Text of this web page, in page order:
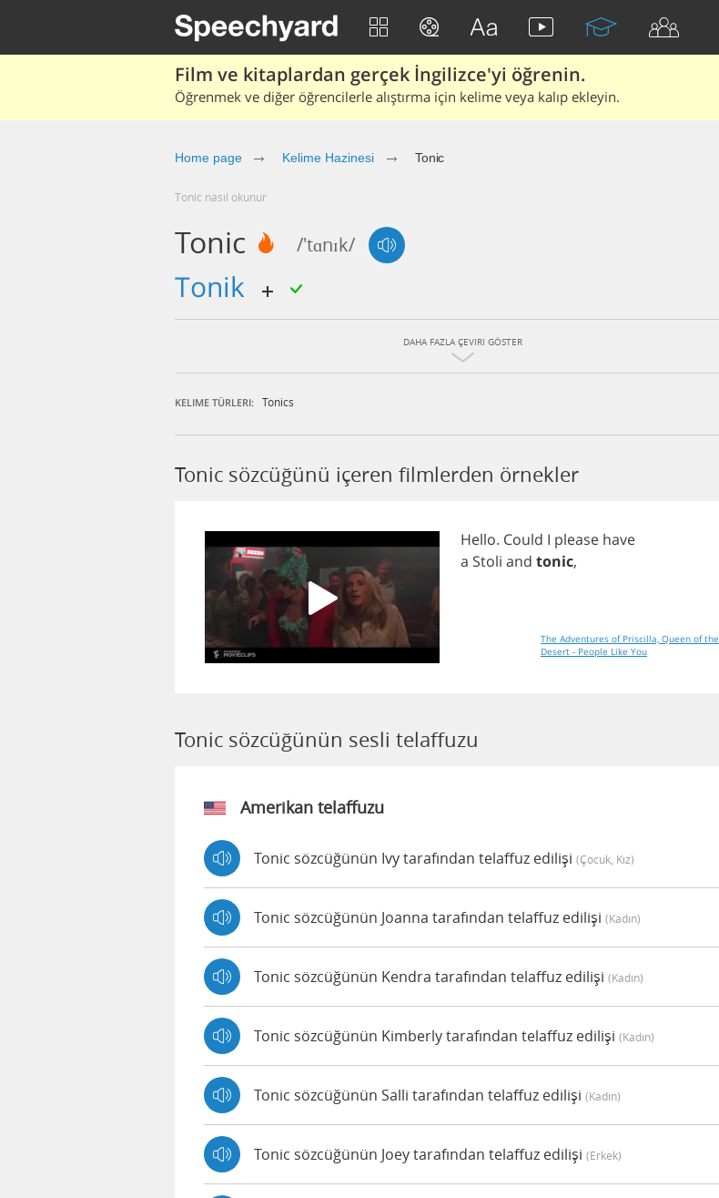
Film ve kitaplardan gerçek İngilizce'yi öğrenin.
Öğrenmek ve diğer öğrencilerle alıştırma için kelime veya kalıp ekleyin.
Home page Kelime Hazinesi Tonic
tonic nasıl okunur
Tonic /'tɑnɪk/
tonik
DAHA FAZLA ÇEVIRI GÖSTER
KELIME TÜRLERI: Tonics
Tonic sözcüğünü içeren filmlerden örnekler
Hello. Could I please have
a Stoli and tonic,
The Adventures of Priscilla, Queen of the
Desert - People Like You
Tonic sözcüğünün sesli telaffuzu
Amerikan telaffuzu
Tonic sözcüğünün Ivy tarafından telaffuz edilişi (çocuk, Kız)
Tonic sözcüğünün Joanna tarafından telaffuz edilişi (kadın)
Tonic sözcüğünün Kendra tarafından telaffuz edilişi (kadın)
Tonic sözcüğünün Kimberly tarafından telaffuz edilişi (kadın)
Tonic sözcüğünün Salli tarafından telaffuz edilişi (kadın)
Tonic sözcüğünün Joey tarafından telaffuz edilişi (erkek)